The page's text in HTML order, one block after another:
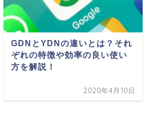
GDNとYDNの違いとは？それ
ぞれの特徴や効率の良い使い
方を解説！
2020年4月10日